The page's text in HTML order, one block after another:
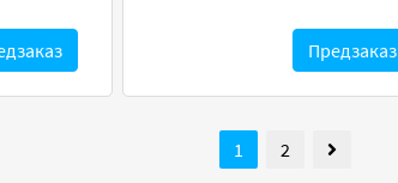
Предзаказ
1 2